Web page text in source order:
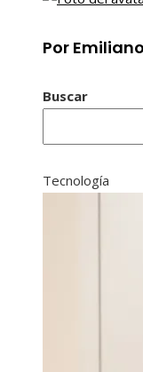
Por
Buscar
Tecnología